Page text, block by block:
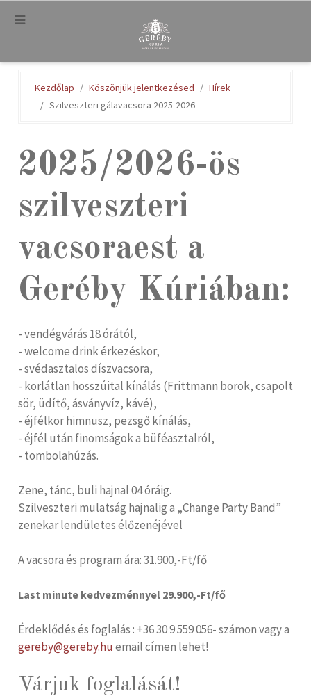
.
Kezdőlap Köszönjük jelentkezésed
Hírek
Szilveszteri gálavacsora 2025-2026
2025/2026-ös
szilveszteri
vacsoraest a
Geréby Kúriában:
- vendégvárás 18 órától,
- welcome drink érkezéskor,
- svédasztalos díszvacsora,
- korlátlan hosszúital kínálás (Frittmann borok, csapolt
sör, üdítő, ásványvíz, kávé),
- éjfélkor himnusz, pezsgő kínálás,
- éjfél után finomságok a büféasztalról,
- tombolahúzás.
Zene, tánc, buli hajnal 04 óráig.
Szilveszteri mulatság hajnalig a „Change Party Band”
zenekar lendületes élőzenéjével
A vacsora és program ára: 31.900,-Ft/fő
Last minute kedvezménnyel 29.900,-Ft/fő
Érdeklődés és foglalás : +36 30 9 559 056- számon vagy a
gereby@gereby.huemail címen lehet!
Várjuk foglalását!